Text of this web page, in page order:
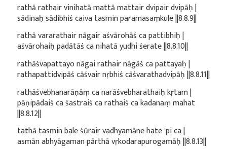
rathā rathair vinihatā mattā mattair dvipair dvipāḥ |
sādinaḥ sādibhiś caiva tasmin paramasaṃkule ||8.8.9||
rathā vararathair nāgair aśvārohāś ca pattibhiḥ |
aśvārohaiḥ padātāś ca nihatā yudhi śerate ||8.8.10||
rathāśvapattayo nāgai rathair nāgāś ca pattayaḥ |
rathapattidvipāś cāśvair nṛbhiś cāśvarathadvipāḥ ||8.8.11||
rathāśvebhanarāṇāṃ ca narāśvebharathaiḥ kṛtam |
pāṇipādaiś ca śastraiś ca rathaiś ca kadanaṃ mahat
||8.8.12||
tathā tasmin bale śūrair vadhyamāne hate 'pi ca |
asmān abhyāgaman pārthā vṛkodarapurogamāḥ ||8.8.13||